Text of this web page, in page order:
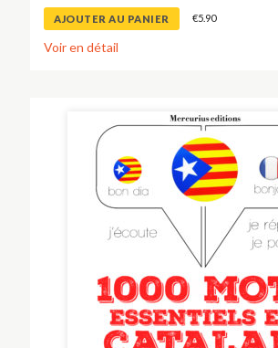
AJOUTER AU PANIER €5.90
Voir en détail